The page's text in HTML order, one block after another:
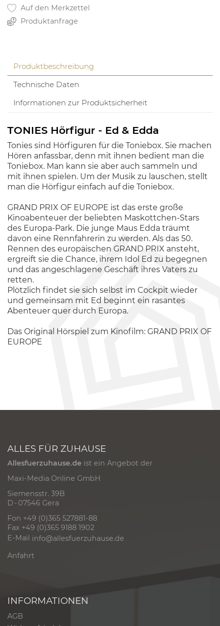
Auf den Merkzettel
Produktanfrage
Produktbeschreibung
Technische Daten
Informationen zur Produktsicherheit
TONIES Hörfigur - Ed & Edda
Tonies sind Hörfiguren für die Toniebox. Sie machen
Hören anfassbar, denn mit ihnen bedient man die
Toniebox. Man kann sie aber auch sammeln und
mit ihnen spielen. Um der Musik zu lauschen, stellt
man die Hörfigur einfach auf die Toniebox.
GRAND PRIX OF EUROPE ist das erste große
Kinoabenteuer der beliebten Maskottchen-Stars
des Europa-Park. Die junge Maus Edda träumt
davon eine Rennfahrerin zu werden. Als das 50.
Rennen des europäischen GRAND PRIX ansteht,
ergreift sie die Chance, ihrem Idol Ed zu begegnen
und das angeschlagene Geschäft ihres Vaters zu
retten.
Plötzlich findet sie sich selbst im Cockpit wieder
und gemeinsam mit Ed beginnt ein rasantes
Abenteuer quer durch Europa.
Das Original Hörspiel zum Kinofilm: GRAND PRIX OF
EUROPE
ALLES FÜR ZUHAUSE
Allesfuerzuhause.de ist ein Angebot der
Maxi-Media Online GmbH
Siemensstr. 39B
D - 07546 Gera
Fon +49 (0)365 527881-88
Fax +49 (0)365 9188 1902
E-Mail info@allesfuerzuhause.de
Anfahrt
INFORMATIONEN
AGB